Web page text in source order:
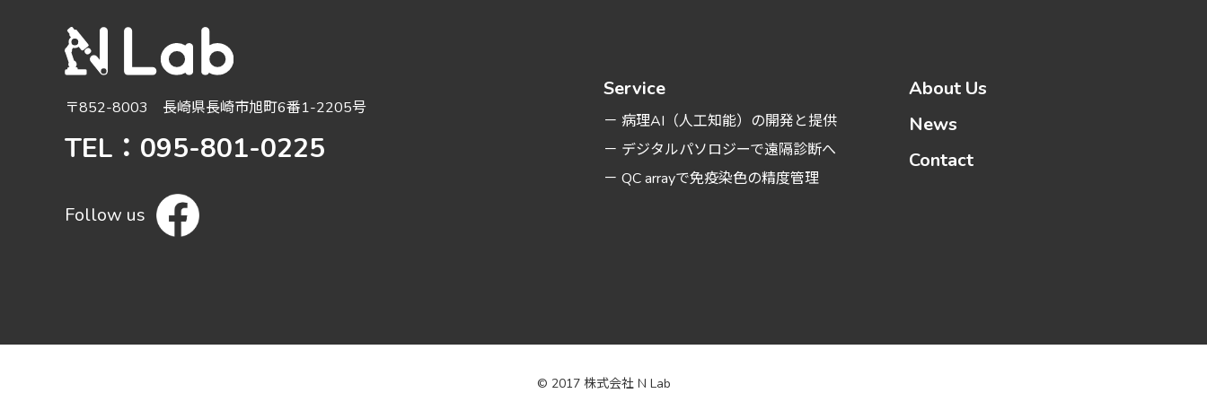
〒852-8003 長崎県長崎市旭町6番1-2205号
TEL：095-801-0225
Follow us
Service
－ 病理AI（人工知能）の開発と提供
－ デジタルパソロジーで遠隔診断へ
－ QC arrayで免疫染色の精度管理
About Us
News
Contact
© 2017 株式会社 N Lab